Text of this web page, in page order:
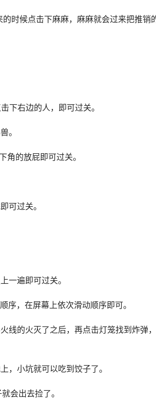
时候点击下麻麻，麻麻就会过来把推销
下右边的人，即可过关。
。
角的放屁即可过关。
可过关。
一遍即可过关。
序，在屏幕上依次滑动顺序即可。
线的火灭了之后，再点击灯笼找到炸弹，
，小坑就可以吃到饺子了。
会出去捡了。